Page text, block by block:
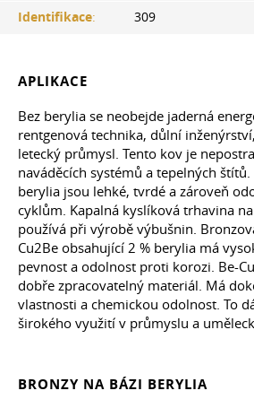
Identifikace: 309
APLIKACE
Bez berylia se neobejde jaderná
rentgenová technika, důlní
letecký průmysl. Tento kov je
naváděcích systémů a tepelných
berylia jsou lehké, tvrdé a zároveň
cyklům. Kapalná kyslíková trhavina
používá při výrobě výbušnin.
Cu2Be obsahující 2 % berylia má
pevnost a odolnost proti korozi. Be-
dobře zpracovatelný materiál. Má
vlastnosti a chemickou odolnost. To
širokého využití v průmyslu a
BRONZY NA BÁZI BERYLIA